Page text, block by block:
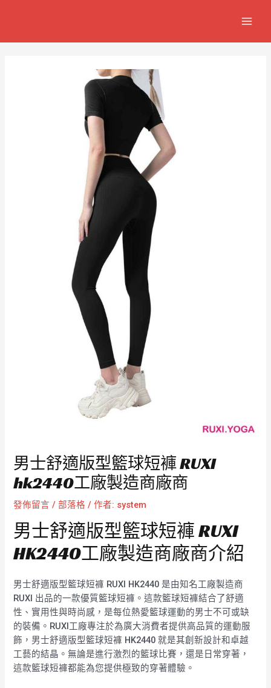
男士舒適版型籃球短褲 RUXI
hk2440工廠製造商廠商
發佈留言 /部落格 / 作者: system
男士舒適版型籃球短褲 RUXI
HK2440工廠製造商廠商介紹
男士舒適版型籃球短褲 RUXI HK2440 是由知名工廠製造商
RUXI 出品的一款優質籃球短褲。這款籃球短褲結合了舒適
性、實用性與時尚感，是每位熱愛籃球運動的男士不可或缺
的裝備。RUXI工廠專注於為廣大消費者提供高品質的運動服
飾，男士舒適版型籃球短褲 HK2440 就是其創新設計和卓越
工藝的結晶。無論是進行激烈的籃球比賽，還是日常穿著，
這款籃球短褲都能為您提供極致的穿著體驗。